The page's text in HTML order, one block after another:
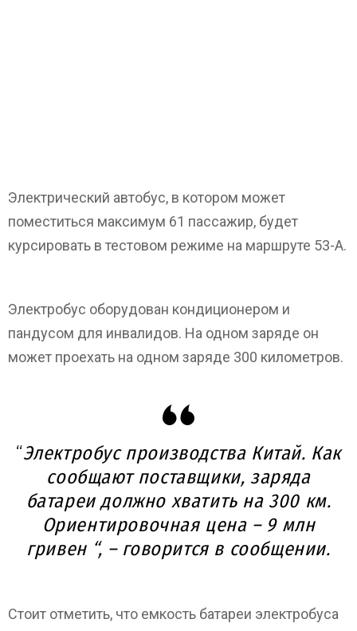
Электрический автобус, в котором может
поместиться максимум 61 пассажир, будет
курсировать в тестовом режиме на маршруте 53-А.
Электробус оборудован кондиционером и
пандусом для инвалидов. На одном заряде он
может проехать на одном заряде 300 километров.
“Электробус производства Китай. Как
сообщают поставщики, заряда
батареи должно хватить на 300 км.
Ориентировочная цена – 9 млн
гривен “, – говорится в сообщении.
Стоит отметить, что емкость батареи электробуса